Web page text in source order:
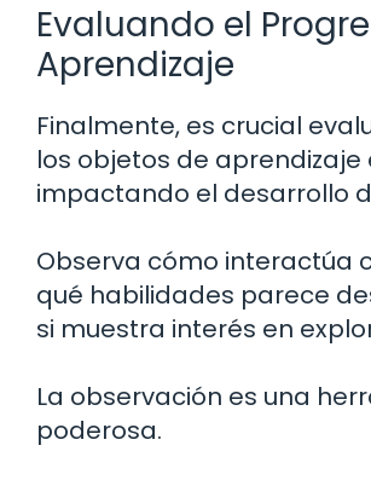
Evaluando el
Aprendizaje
Finalmente, es crucial
los objetos de aprendizaje
impactando el desarrollo
Observa cómo interactúa
qué habilidades parece
si muestra interés en
La observación es una
poderosa.